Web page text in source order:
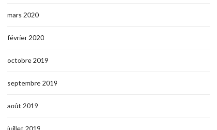
mars 2020
février 2020
octobre 2019
septembre 2019
août 2019
juillet 2019